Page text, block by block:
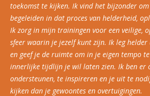
toekomst te kijken. Ik vind het bijzonder
begeleiden in dat proces van helderheid,
Ik zorg in mijn trainingen voor een veilige,
sfeer waarin je jezelf kunt zijn. Ik leg
en geef je de ruimte om in je eigen tempo
innerlijke tijdlijn je wil laten zien. Ik ben er
ondersteunen, te inspireren en je uit te
kijken dan je gewoontes en overtuigingen.